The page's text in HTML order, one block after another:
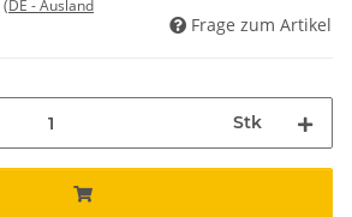
(DE - Ausland
Frage zum Artikel
Stk